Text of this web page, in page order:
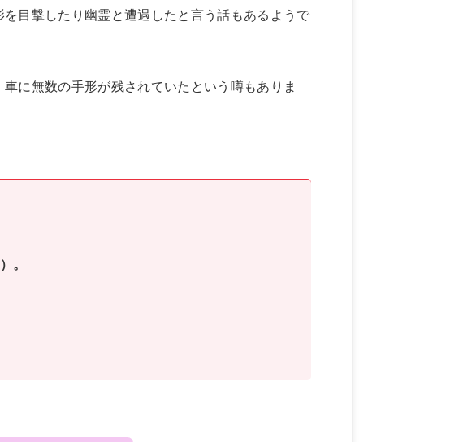
目撃したり幽霊と遭遇したと言う話もあるようで
に無数の手形が残されていたという噂もありま
）。